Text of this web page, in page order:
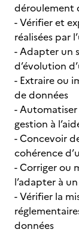
déroulement
- Vérifier et
réalisées par
- Adapter un
d’évolution
- Extraire ou
de données
-
gestion à
- Concevoir
cohérence
- Corriger ou
l’adapter à
- Vérifier la
données